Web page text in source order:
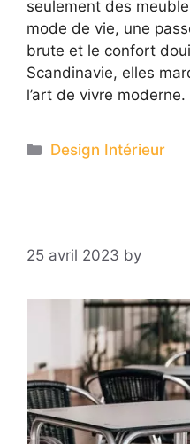
seulement des
mode de vie, une
brute et le confort
Scandinavie, elles
l’art de vivre
Categories
Design Intérieur
25 avril 2023 by